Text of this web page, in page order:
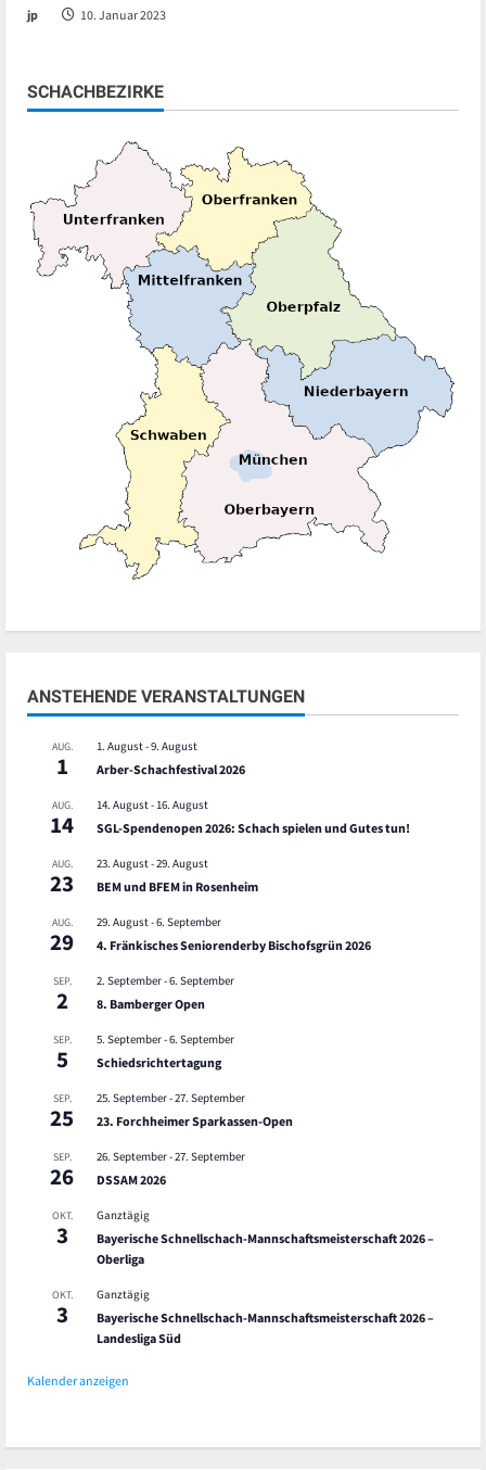
jp 10. Januar 2023
SCHACHBEZIRKE
ANSTEHENDE VERANSTALTUNGEN
AUG.
1
1. August-9. August
Arber-Schachfestival 2026
AUG.
14
14. August- 16. August
SGL-Spendenopen 2026: Schach spielen und Gutes tun!
AUG.
23
23. August-29. August
BEM und BFEM in Rosenheim
AUG.
29
29. August-6. September
4. Fränkisches Seniorenderby Bischofsgrün 2026
SEP.
2
2. September-6. September
8. Bamberger Open
SEP.
5
5. September-6. September
Schiedsrichtertagung
SEP.
25
25. September-27. September
23. Forchheimer Sparkassen-Open
SEP.
26
26. September-27. September
DSSAM 2026
OKT.
3
Ganztägig
Bayerische Schnellschach-Mannschaftsmeisterschaft 2026 –
Oberliga
OKT.
3
Ganztägig
Bayerische Schnellschach-Mannschaftsmeisterschaft 2026 –
Landesliga Süd
Kalender anzeigen